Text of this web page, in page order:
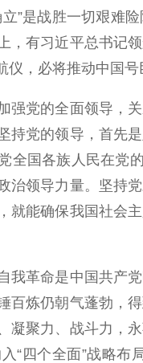
是战胜一切艰难险
，有习近平总书记
，必将推动中国号
党的全面领导，关
持党的领导，首先
全国各族人民在党
治领导力量。坚持
就能确保我国社会
革命是中国共产党
百炼仍朝气蓬勃，
凝聚力、战斗力，
“四个全面”战略